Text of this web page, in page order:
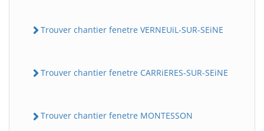
Trouver chantier fenetre VERNEUiL-SUR-SEiNE
Trouver chantier fenetre CARRiERES-SUR-SEiNE
Trouver chantier fenetre MONTESSON